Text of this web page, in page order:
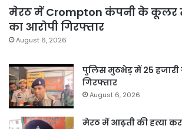
मेरठ में Crompton कंपनी के कूलर
का आरोपी गिरफ्तार
August 6, 2026
पुलिस मुठभेड़ में 25 हजारी
गिरफ्तार
August 6, 2026
मेरठ में आढ़ती की हत्या